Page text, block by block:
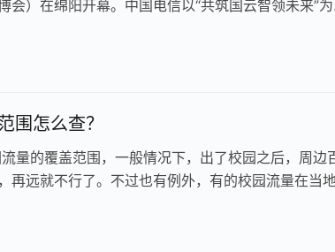
会）在绵阳开幕。中国电信以“共筑国云智领未来”
围怎么查？
量的覆盖范围，一般情况下，出了校园之后，周边
再远就不行了。不过也有例外，有的校园流量在当